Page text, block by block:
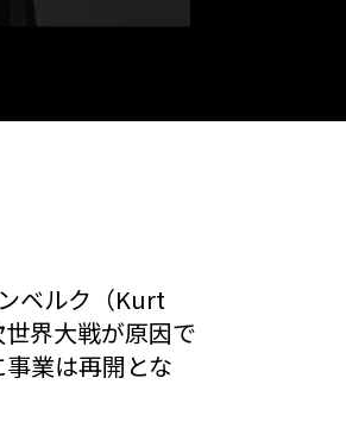
ベルク（Kurt
界大戦が原因で
業は再開とな